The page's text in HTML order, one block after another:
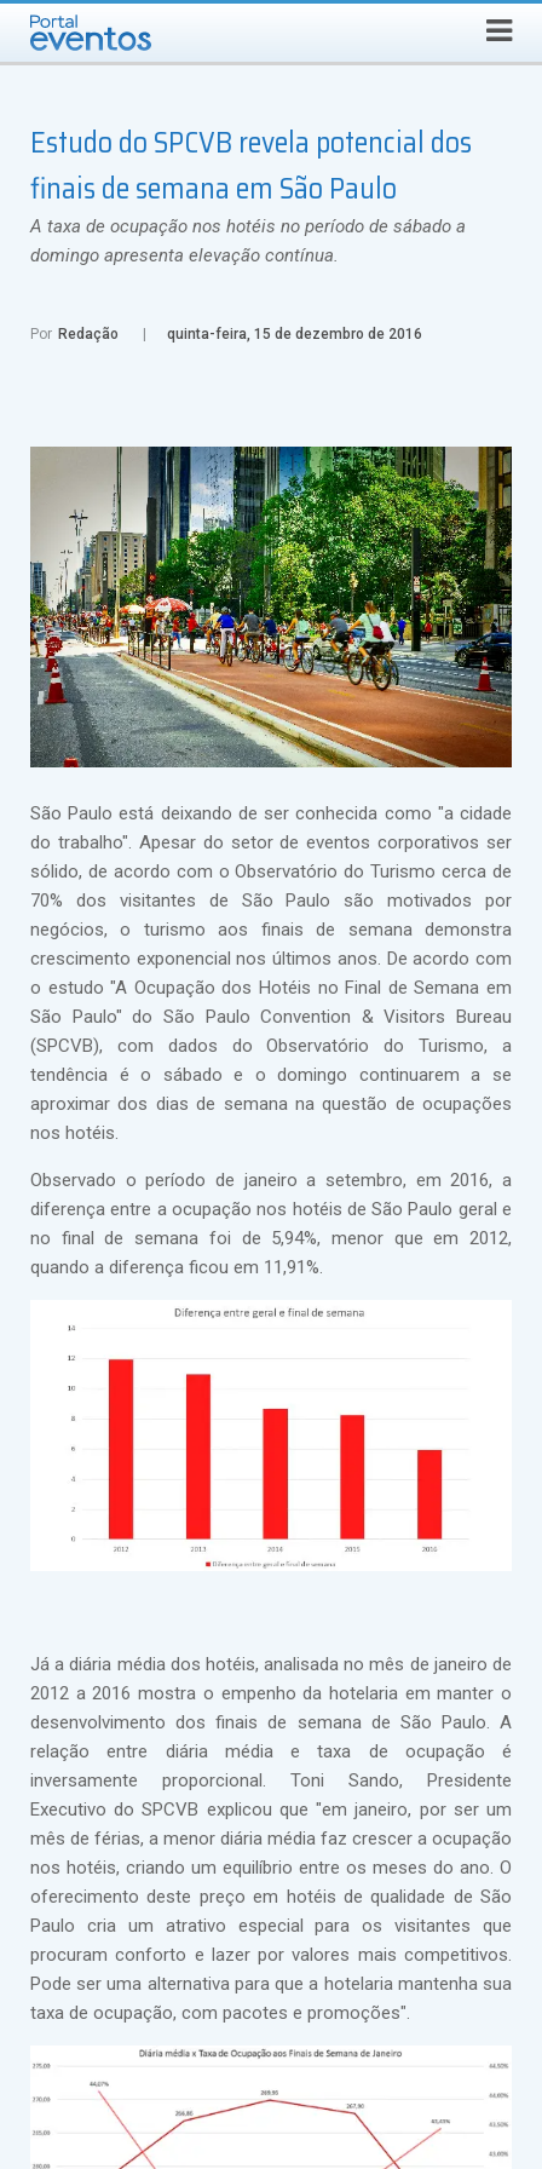
SEXTA-FEIRA, 7 DE AGOSTO DE 2026 Busca
Estudo do SPCVB revela potencial dos
finais de semana em São Paulo
A taxa de ocupação nos hotéis no período de sábado a
domingo apresenta elevação contínua.
Por Redação quinta-feira, 15 de dezembro de 2016
São Paulo está deixando de ser conhecida como "a cidade
do trabalho". Apesar do setor de eventos corporativos ser
sólido, de acordo com o Observatório do Turismo cerca de
70% dos visitantes de São Paulo são motivados por
negócios, o turismo aos finais de semana demonstra
crescimento exponencial nos últimos anos. De acordo com
o estudo "A Ocupação dos Hotéis no Final de Semana em
São Paulo" do São Paulo Convention & Visitors Bureau
(SPCVB), com dados do Observatório do Turismo, a
tendência é o sábado e o domingo continuarem a se
aproximar dos dias de semana na questão de ocupações
nos hotéis.
Observado o período de janeiro a setembro, em 2016, a
diferença entre a ocupação nos hotéis de São Paulo geral e
no final de semana foi de 5,94%, menor que em 2012,
quando a diferença ficou em 11,91%.
Já a diária média dos hotéis, analisada no mês de janeiro de
2012 a 2016 mostra o empenho da hotelaria em manter o
desenvolvimento dos finais de semana de São Paulo. A
relação entre diária média e taxa de ocupação é
inversamente proporcional. Toni Sando, Presidente
Executivo do SPCVB explicou que "em janeiro, por ser um
mês de férias, a menor diária média faz crescer a ocupação
nos hotéis, criando um equilíbrio entre os meses do ano. O
oferecimento deste preço em hotéis de qualidade de São
Paulo cria um atrativo especial para os visitantes que
procuram conforto e lazer por valores mais competitivos.
Pode ser uma alternativa para que a hotelaria mantenha sua
taxa de ocupação, com pacotes e promoções".